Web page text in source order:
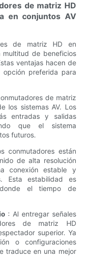
de matriz HD
en conjuntos AV
de matriz HD en
multitud de beneficios
ventajas hacen de
preferida para
de matriz
los sistemas AV. Los
entradas y salidas
que el sistema
futuros.
conmutadores están
de alta resolución
conexión estable y
Esta estabilidad es
el tiempo de
: Al entregar señales
de matriz HD
superior. Ya
o configuraciones
traduce en una mejor